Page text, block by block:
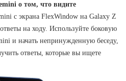
о том, что видите
с экрана FlexWindow на Galaxy Z
на ходу. Используйте боковую
и начать непринужденную беседу,
ответы, которые вы ищете